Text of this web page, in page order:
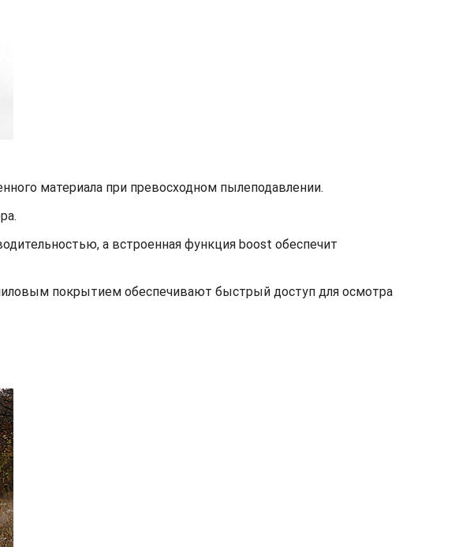
материала при превосходном пылеподавлении.
а встроенная функция boost обеспечит
покрытием обеспечивают быстрый доступ для осмотра